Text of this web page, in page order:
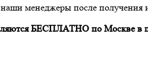
менеджеры после получения
БЕСПЛАТНО по Москве